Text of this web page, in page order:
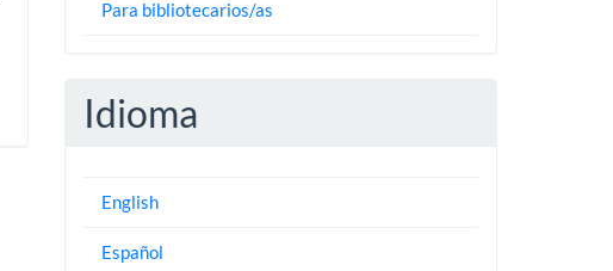
Para bibliotecarios/as
Idioma
English
Español